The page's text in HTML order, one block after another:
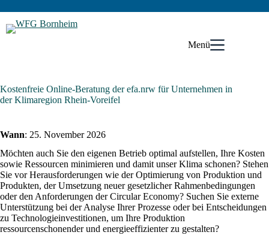
Inhalt
springen
Menü
Kostenfreie Online-Beratung der efa.nrw für Unternehmen in
der Klimaregion Rhein-Voreifel
Wann: 25. November 2026
Möchten auch Sie den eigenen Betrieb optimal aufstellen, Ihre Kosten
sowie Ressourcen minimieren und damit unser Klima schonen? Stehen
Sie vor Herausforderungen wie der Optimierung von Produktion und
Produkten, der Umsetzung neuer gesetzlicher Rahmenbedingungen
oder den Anforderungen der Circular Economy? Suchen Sie externe
Unterstützung bei der Analyse Ihrer Prozesse oder bei Entscheidungen
zu Technologieinvestitionen, um Ihre Produktion
ressourcenschonender und energieeffizienter zu gestalten?